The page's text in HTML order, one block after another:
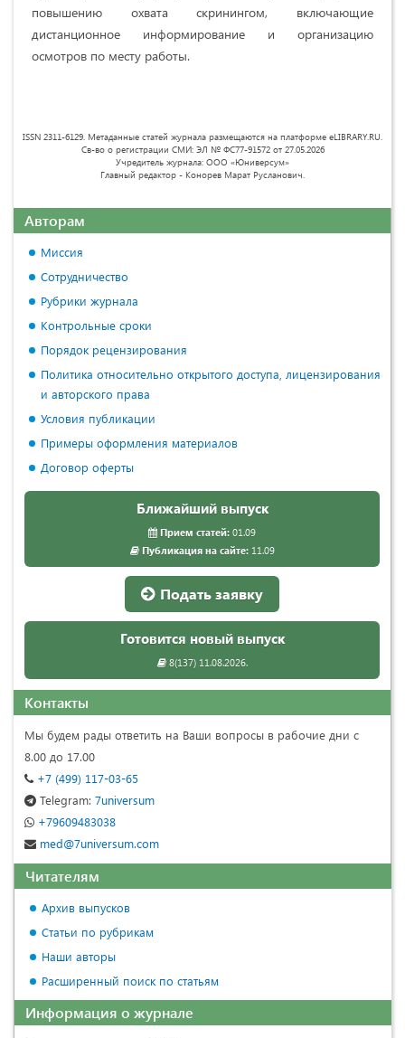
повышению охвата скринингом, включающие
дистанционное информирование и организацию
осмотров по месту работы.
ISSN 2311-6129. Метаданные статей журнала размещаются на платформе eLIBRARY.RU.
Св-во о регистрации СМИ: ЭЛ № ФС77-91572 от 27.05.2026
Учредитель журнала: ООО «Юниверсум»
Главный редактор - Конорев Марат Русланович.
Авторам
Миссия
Сотрудничество
Рубрики журнала
Контрольные сроки
Порядок рецензирования
Политика относительно открытого доступа, лицензирования
и авторского права
Условия публикации
Примеры оформления материалов
Договор оферты
Ближайший выпуск
Прием статей: 01.09
Публикация на сайте:11.09
Подать заявку
Готовится новый выпуск
8(137) 11.08.2026.
Контакты
Мы будем рады ответить на Ваши вопросы в рабочие дни с
8.00 до 17.00
+7 (499) 117-03-65
Telegram: 7universum
+79609483038
med@7universum.com
Читателям
Архив выпусков
Статьи по рубрикам
Наши авторы
Расширенный поиск по статьям
Информация о журнале